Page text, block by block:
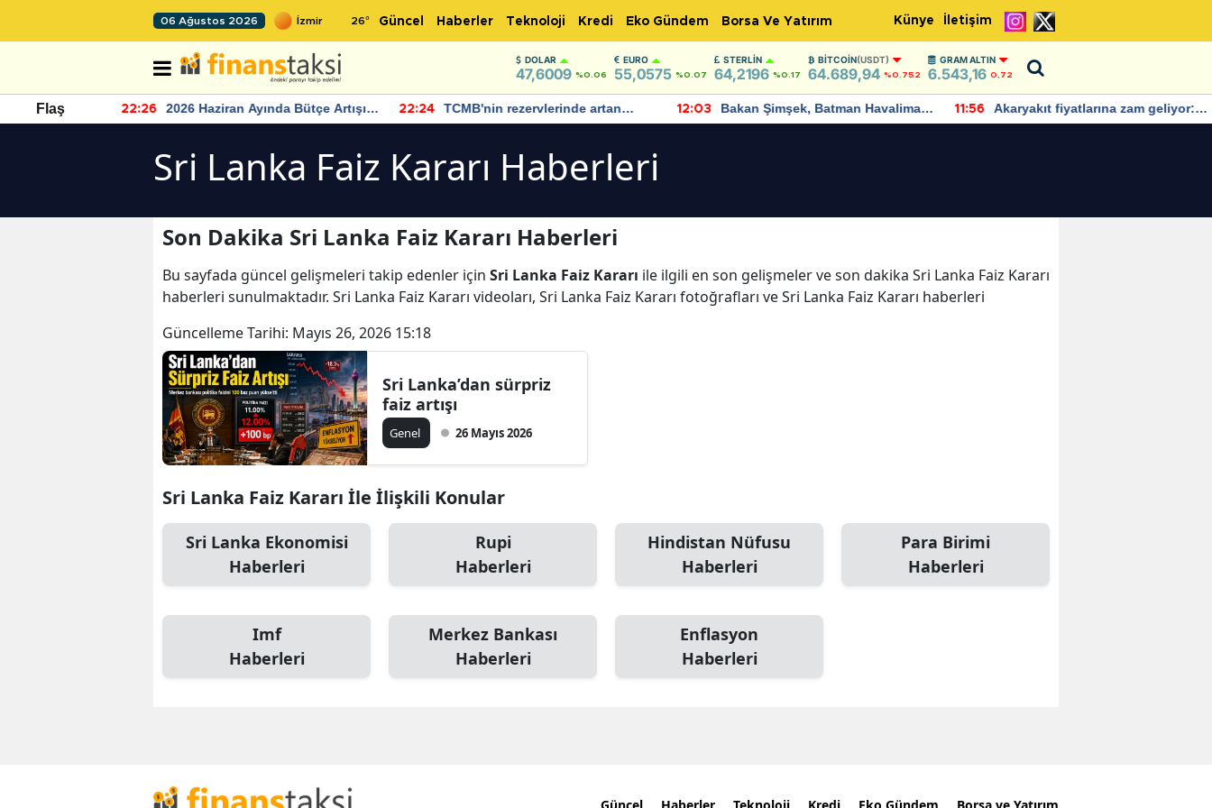
06 Ağustos 2026 26° Güncel Haberler Teknoloji Kredi Eko Gündem Borsa Ve Yatırım Künye İletişim
DOLAR
47,6009 %0.06
EURO
55,0575 %0.07
STERLIN
64,2196 %0.17
BITCOIN(USDT)
64.689,94 %0.752
GRAM ALTIN
6.543,16 0,72
Flaş 22:26
2026 Haziran Ayında Bütçe Artışı
Yaşandı
22:24
TCMB'nin rezervlerinde artan
momentum devam ediyor
12:03
Bakan Şimşek, Batman Havalimanı
için umut verici açıklamalarda
11:56
Akaryakıt fiyatlarına zam geliyor:
Yeni tarih açıklandı
Sri Lanka Faiz Kararı Haberleri
Son Dakika Sri Lanka Faiz Kararı Haberleri
Bu sayfada güncel gelişmeleri takip edenler için Sri Lanka Faiz Kararı ile ilgili en son gelişmeler ve son dakika Sri Lanka Faiz Kararı
haberleri sunulmaktadır. Sri Lanka Faiz Kararı videoları, Sri Lanka Faiz Kararı fotoğrafları ve Sri Lanka Faiz Kararı haberleri
Güncelleme Tarihi: Mayıs 26, 2026 15:18
Sri Lanka’dan sürpriz
faiz artışı
Genel 26 Mayıs 2026
Sri Lanka Faiz Kararı İle İlişkili Konular
Sri Lanka Ekonomisi
Haberleri
Rupi
Haberleri
Hindistan Nüfusu
Haberleri
Para Birimi
Haberleri
Imf
Haberleri
Merkez Bankası
Haberleri
Enflasyon
Haberleri